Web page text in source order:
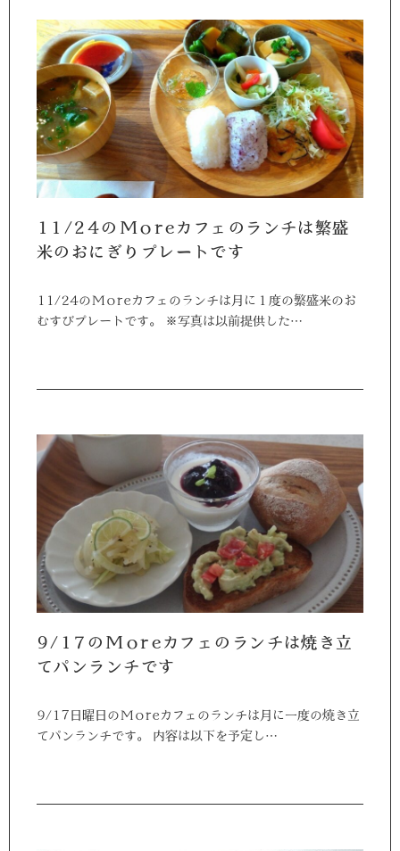
11/24のMoreカフェのランチは繁盛
米のおにぎりプレートです
11/24のMoreカフェのランチは月に１度の繁盛米のお
むすびプレートです。 ※写真は以前提供した…
9/17のMoreカフェのランチは焼き立
てパンランチです
9/17日曜日のMoreカフェのランチは月に一度の焼き立
てパンランチです。 内容は以下を予定し…